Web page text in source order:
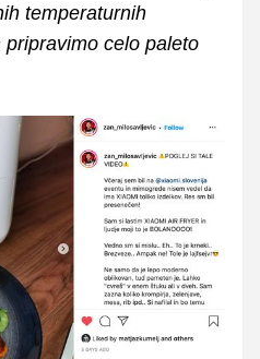
temperaturnih
celo paleto